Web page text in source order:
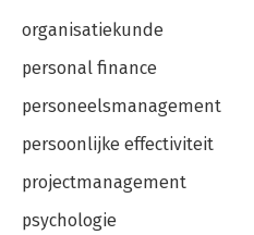
organisatiekunde
personal finance
personeelsmanagement
persoonlijke effectiviteit
projectmanagement
psychologie